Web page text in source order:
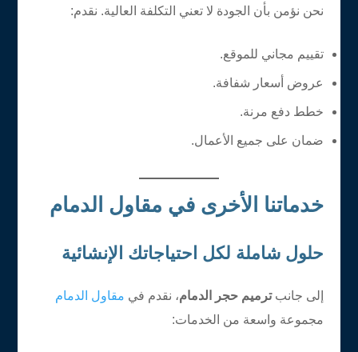
نحن نؤمن بأن الجودة لا تعني التكلفة العالية. نقدم:
تقييم مجاني للموقع.
عروض أسعار شفافة.
خطط دفع مرنة.
ضمان على جميع الأعمال.
خدماتنا الأخرى في مقاول الدمام
حلول شاملة لكل احتياجاتك الإنشائية
إلى جانبترميم حجر الدمام، نقدم في مقاول الدمام
مجموعة واسعة من الخدمات: